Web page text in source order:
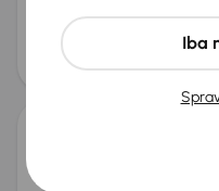
2.0 TDI 4x4 Automat
Mesačná splátka
od 35 €
Zlacnené o 900 €
2015
Iba